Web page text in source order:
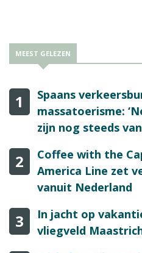
MEEST GELEZEN
1
Spaans
massatoerisme:
zijn nog steeds
2
Coffee with the
America Line zet
vanuit Nederland
3
In jacht op
vliegveld